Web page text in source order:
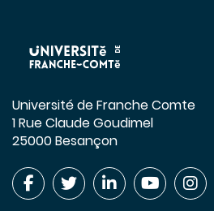
Université de Franche Comte
1 Rue Claude Goudimel
25000 Besançon